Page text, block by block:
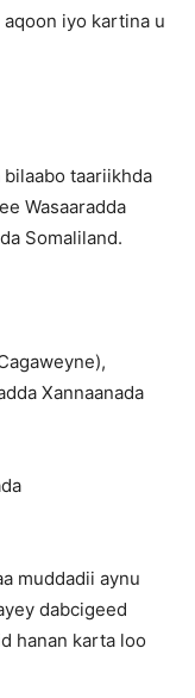
aqoon iyo kartina u
bilaabo taariikhda
Wasaaradda
Somaliland.
Xannaanada
muddadii aynu
dabcigeed
hanan karta loo